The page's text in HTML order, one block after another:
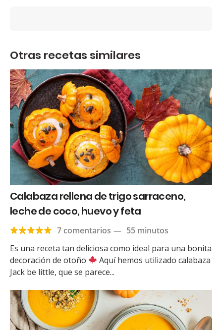
Otras recetas similares
Calabaza rellena de trigo sarraceno,
leche de coco, huevo y feta
7 comentarios — 55 minutos
Es una receta tan deliciosa como ideal para una bonita
decoración de otoño
Aquí hemos utilizado calabaza
Jack be little, que se parece...